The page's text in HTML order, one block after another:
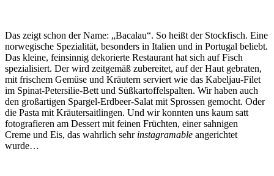
Das zeigt schon der Name: „Bacalau“. So heißt der Stockfisch. Eine
norwegische Spezialität, besonders in Italien und in Portugal beliebt.
Das kleine, feinsinnig dekorierte Restaurant hat sich auf Fisch
spezialisiert. Der wird zeitgemäß zubereitet, auf der Haut gebraten,
mit frischem Gemüse und Kräutern serviert wie das Kabeljau-Filet
im Spinat-Petersilie-Bett und Süßkartoffelspalten. Wir haben auch
den großartigen Spargel-Erdbeer-Salat mit Sprossen gemocht. Oder
die Pasta mit Kräutersaitlingen. Und wir konnten uns kaum satt
fotografieren am Dessert mit feinen Früchten, einer sahnigen
Creme und Eis, das wahrlich sehr instagramable angerichtet
wurde…